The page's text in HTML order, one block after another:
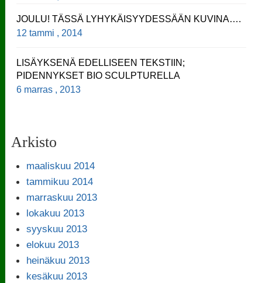
JOULU! TÄSSÄ LYHYKÄISYYDESSÄÄN KUVINA….
12 tammi , 2014
LISÄYKSENÄ EDELLISEEN TEKSTIIN;
PIDENNYKSET BIO SCULPTURELLA
6 marras , 2013
Arkisto
maaliskuu 2014
tammikuu 2014
marraskuu 2013
lokakuu 2013
syyskuu 2013
elokuu 2013
heinäkuu 2013
kesäkuu 2013